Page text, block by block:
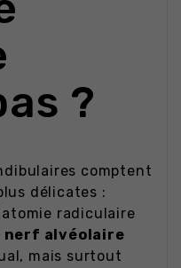
?
comptent
délicates :
radiculaire
nerf alvéolaire
mais surtout